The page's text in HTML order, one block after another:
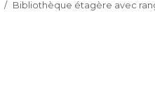
Bibliothèque étagère avec